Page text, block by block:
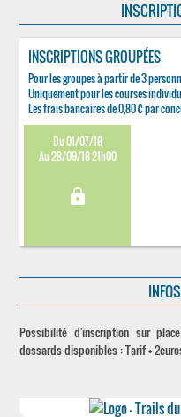
INSCRIPTIONS GROUPÉES
Pour les groupes à partir de 3
Uniquement pour les courses
Les frais bancaires de 0,80 € par
Du 01/07/18
Au 28/09/18 21h00
lock
Possibilité d'inscription sur
dossards disponibles : Tarif +